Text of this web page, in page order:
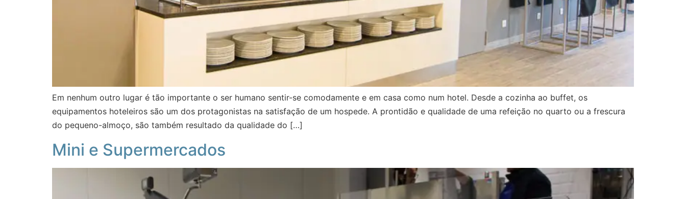
Em nenhum outro lugar é tão importante o ser humano sentir-se comodamente e em casa como num hotel. Desde a cozinha ao buffet, os
equipamentos hoteleiros são um dos protagonistas na satisfação de um hospede. A prontidão e qualidade de uma refeição no quarto ou a frescura
do pequeno-almoço, são também resultado da qualidade do […]
Mini e Supermercados